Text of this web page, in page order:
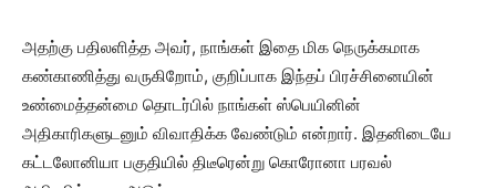
அதற்கு பதிலளித்த அவர், நாங்கள் இதை மிக நெருக்கமாக
கண்காணித்து வருகிறோம், குறிப்பாக இந்தப் பிரச்சினையின்
உண்மைத்தன்மை தொடர்பில் நாங்கள் ஸ்பெயினின்
அதிகாரிகளுடனும் விவாதிக்க வேண்டும் என்றார். இதனிடையே
கட்டலோனியா பகுதியில் திடீரென்று கொரோனா பரவல்